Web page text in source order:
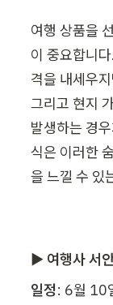
여행 상품을
이 중요합니
격을 내세우
그리고 현지
발생하는 경
식은 이러한
을 느낄 수 있
▶ 여행사 서
일정: 6월 10